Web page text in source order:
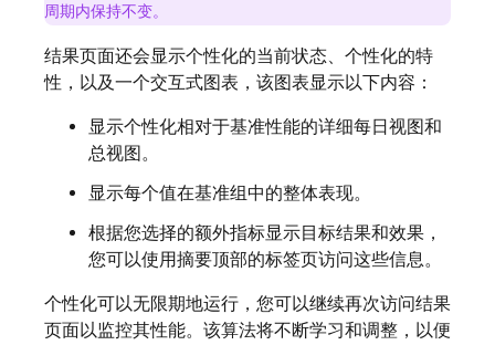
周期内保持不变。
结果页面还会显示个性化的当前状态、个性化的特
性，以及一个交互式图表，该图表显示以下内容：
显示个性化相对于基准性能的详细每日视图和
总视图。
显示每个值在基准组中的整体表现。
根据您选择的额外指标显示目标结果和效果，
您可以使用摘要顶部的标签页访问这些信息。
个性化可以无限期地运行，您可以继续再次访问结果
页面以监控其性能。该算法将不断学习和调整，以便